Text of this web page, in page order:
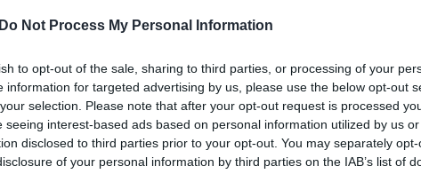
Do Not Process My Personal Information
to opt-out of the sale, sharing to third parties, or processing of your
information for targeted advertising by us, please use the below opt-out
selection. Please note that after your opt-out request is processed
seeing interest-based ads based on personal information utilized by us
disclosed to third parties prior to your opt-out. You may separately
of your personal information by third parties on the IAB’s list of
2025. november 30. írta:Monty H.
KÖNYV: Star Wars: Vector
Prime (Új jedi-rend
sorozat 1.)
grace
csata